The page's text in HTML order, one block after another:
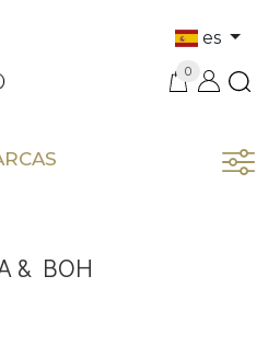
es
0
& BOH